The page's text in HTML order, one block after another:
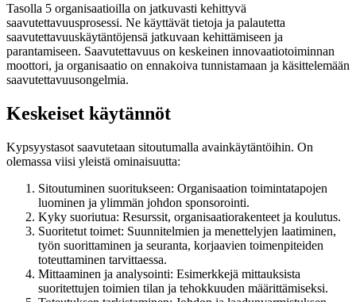
Tasolla 5 organisaatioilla on jatkuvasti kehittyvä
saavutettavuusprosessi. Ne käyttävät tietoja ja palautetta
saavutettavuuskäytäntöjensä jatkuvaan kehittämiseen ja
parantamiseen. Saavutettavuus on keskeinen innovaatiotoiminnan
moottori, ja organisaatio on ennakoiva tunnistamaan ja käsittelemään
saavutettavuusongelmia.
Keskeiset käytännöt
Kypsyystasot saavutetaan sitoutumalla avainkäytäntöihin. On
olemassa viisi yleistä ominaisuutta:
Sitoutuminen suoritukseen: Organisaation toimintatapojen
luominen ja ylimmän johdon sponsorointi.
Kyky suoriutua: Resurssit, organisaatiorakenteet ja koulutus.
Suoritetut toimet: Suunnitelmien ja menettelyjen laatiminen,
työn suorittaminen ja seuranta, korjaavien toimenpiteiden
toteuttaminen tarvittaessa.
Mittaaminen ja analysointi: Esimerkkejä mittauksista
suoritettujen toimien tilan ja tehokkuuden määrittämiseksi.